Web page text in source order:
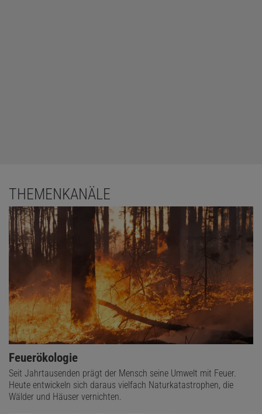
THEMENKANÄLE
Feuerökologie
Seit Jahrtausenden prägt der Mensch seine Umwelt mit Feuer.
Heute entwickeln sich daraus vielfach Naturkatastrophen, die
Wälder und Häuser vernichten.